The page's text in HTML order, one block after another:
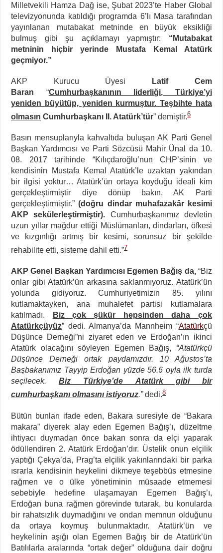
Milletvekili Hamza Dağ ise, Şubat 2023’te Haber Global
televizyonunda katıldığı programda 6’lı Masa tarafından
yayınlanan mutabakat metninde en büyük eksikliği
bulmuş gibi şu açıklamayı yapmıştır: “Mutabakat
metninin hiçbir yerinde Mustafa Kemal Atatürk
geçmiyor.”
AKP Kurucu Üyesi Latif Cem
Baran “Cumhurbaşkanının liderliği, Türkiye’yi
yeniden büyütüp, yeniden kurmuştur. Teşbihte hata
olmasın Cumhurbaşkanı II. Atatürk’tür” demiştir.6
Basın mensuplarıyla kahvaltıda buluşan AK Parti Genel
Başkan Yardımcısı ve Parti Sözcüsü Mahir Ünal da 10.
08. 2017 tarihinde “Kılıçdaroğlu’nun CHP’sinin ve
kendisinin Mustafa Kemal Atatürk’le uzaktan yakından
bir ilgisi yoktur… Atatürk’ün ortaya koyduğu ideali kim
gerçekleştirmiştir diye dönüp bakın, AK Parti
gerçekleştirmiştir.”(doğru dindar muhafazakâr kesimi
AKP sekülerleştirmiştir). Cumhurbaşkanımız devletin
uzun yıllar mağdur ettiği Müslümanları, dindarları, öfkesi
ve kızgınlığı artmış bir kesimi, sorunsuz bir şekilde
rehabilite etti, sisteme dahil etti.”7
AKP Genel Başkan Yardımcısı Egemen Bağış da, “Biz
onlar gibi Atatürk’ün arkasına saklanmıyoruz. Atatürk’ün
yolunda gidiyoruz. Cumhuriyetimizin 85. yılını
kutlamaktayken, ana muhalefet partisi kutlamalara
katılmadı.
Biz çok şükür hepsinden daha çok
Atatürkçüyüz” dedi. Almanya’da Mannheim “Atatürkçü
Düşünce Derneği”ni ziyaret eden ve Erdoğan’ın ikinci
Atatürk olacağını söyleyen Egemen Bağış, “Atatürkçü
Düşünce Derneği ortak paydamızdır. 10 Ağustos’ta
Başbakanımız Tayyip Erdoğan yüzde 56.6 oyla ilk turda
seçilecek.Biz Türkiye’de Atatürk gibi bir
cumhurbaşkanı olmasını istiyoruz.”dedi.8
Bütün bunları ifade eden, Bakara suresiyle de “Bakara
makara” diyerek alay eden Egemen Bağış’ı, düzeltme
ihtiyacı duymadan önce bakan sonra da elçi yaparak
ödüllendiren 2. Atatürk Erdoğan’dır. Üstelik onun elçilik
yaptığı Çekya’da, Prag’ta elçilik yakınlarındaki bir parka
ısrarla kendisinin heykelini dikmeye teşebbüs etmesine
rağmen ve o ülke yönetiminin müsaade etmemesi
sebebiyle hedefine ulaşamayan Egemen Bağış’ı,
Erdoğan buna rağmen görevinde tutarak, bu konularda
bir rahatsızlık duymadığını ve ondan memnun olduğunu
da ortaya koymuş bulunmaktadır. Atatürk’ün ve
heykelinin aşığı olan Egemen Bağış bir de Atatürk’ün
Batılılarla aralarında “ortak değer” olduğuna dair doğru